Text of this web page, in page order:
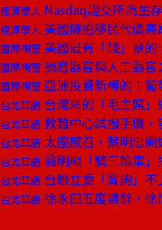
經濟學人 Nasdaq證交所為生
經濟學人 美國擁抱移民代價高
國際視窗 美國最有「錢」景的
國際視窗 捐贈器官與人工器官
國際視窗 亞洲投資新標的︰葡
台北耳語 台灣來的「毛主席
台北耳語 救難中心試撥手機，
台北耳語 太座感召，蔡明忠開
台北耳語 翁明顯「騎三輪車」
台北耳語 台聯立委「質詢」
台北耳語 徐永田五度請辭，徐